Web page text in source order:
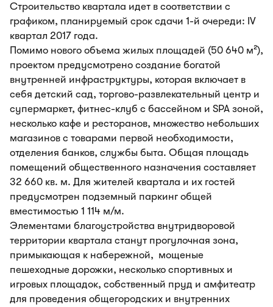
Строительство квартала идет в соответствии с
графиком, планируемый срок сдачи 1-й очереди: IV
квартал 2017 года.
Помимо нового объема жилых площадей (50 640 м²),
проектом предусмотрено создание богатой
внутренней инфраструктуры, которая включает в
себя детский сад, торгово-развлекательный центр и
супермаркет, фитнес-клуб с бассейном и SPA зоной,
несколько кафе и ресторанов, множество небольших
магазинов с товарами первой необходимости,
отделения банков, службы быта. Общая площадь
помещений общественного назначения составляет
32 660 кв. м. Для жителей квартала и их гостей
предусмотрен подземный паркинг общей
вместимостью 1 114 м/м.
Элементами благоустройства внутридворовой
территории квартала станут прогулочная зона,
примыкающая к набережной, мощеные
пешеходные дорожки, несколько спортивных и
игровых площадок, собственный пруд и амфитеатр
для проведения общегородских и внутренних